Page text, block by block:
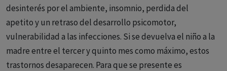
desinterés por el ambiente, insomnio, perdida del
apetito y un retraso del desarrollo psicomotor,
vulnerabilidad a las infecciones. Si se devuelva el niño a la
madre entre el tercer y quinto mes como máximo, estos
trastornos desaparecen. Para que se presente es